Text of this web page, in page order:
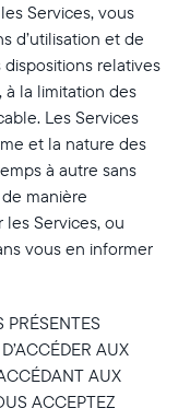
Services, vous
d’utilisation et de
dispositions relatives
à la limitation des
Les Services
et la nature des
à autre sans
manière
Services, ou
vous en informer
PRÉSENTES
AUX
AUX
ACCEPTEZ